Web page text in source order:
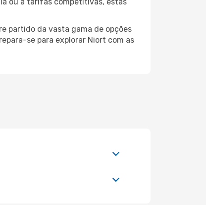
partido da vasta gama de opções
se para explorar Niort com as